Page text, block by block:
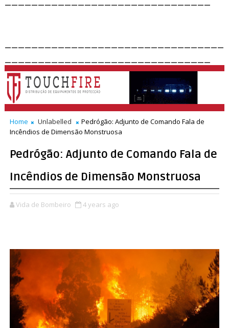
Home Unlabelled
Pedrógão: Adjunto de Comando Fala de
Incêndios de Dimensão Monstruosa
Pedrógão: Adjunto de Comando Fala de
Incêndios de Dimensão Monstruosa
Vida de Bombeiro 4 years ago